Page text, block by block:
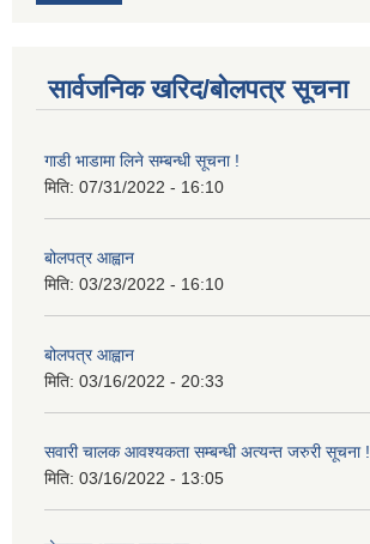
सार्वजनिक खरिद/बोलपत्र सूचना
गाडी भाडामा लिने सम्बन्धी सूचना !
मिति: 07/31/2022 - 16:10
बोलपत्र आह्वान
मिति: 03/23/2022 - 16:10
बोलपत्र आह्वान
मिति: 03/16/2022 - 20:33
सवारी चालक आवश्यकता सम्बन्धी अत्यन्त जरुरी सूचना !
मिति: 03/16/2022 - 13:05